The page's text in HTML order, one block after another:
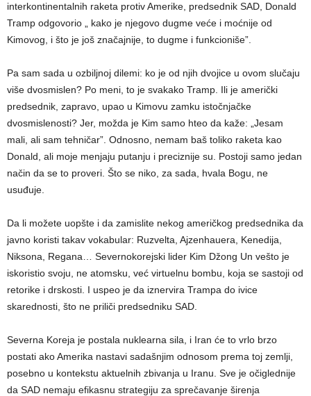
interkontinentalnih raketa protiv Amerike, predsednik SAD, Donald
Tramp odgovorio „ kako je njegovo dugme veće i moćnije od
Kimovog, i što je još značajnije, to dugme i funkcioniše”.
Pa sam sada u ozbiljnoj dilemi: ko je od njih dvojice u ovom slučaju
više dvosmislen? Po meni, to je svakako Tramp. Ili je američki
predsednik, zapravo, upao u Kimovu zamku istočnjačke
dvosmislenosti? Jer, možda je Kim samo hteo da kaže: „Jesam
mali, ali sam tehničar”. Odnosno, nemam baš toliko raketa kao
Donald, ali moje menjaju putanju i preciznije su. Postoji samo jedan
način da se to proveri. Što se niko, za sada, hvala Bogu, ne
usuđuje.
Da li možete uopšte i da zamislite nekog američkog predsednika da
javno koristi takav vokabular: Ruzvelta, Ajzenhauera, Kenedija,
Niksona, Regana… Severnokorejski lider Kim Džong Un vešto je
iskoristio svoju, ne atomsku, već virtuelnu bombu, koja se sastoji od
retorike i drskosti. I uspeo je da iznervira Trampa do ivice
skarednosti, što ne priliči predsedniku SAD.
Severna Koreja je postala nuklearna sila, i Iran će to vrlo brzo
postati ako Amerika nastavi sadašnjim odnosom prema toj zemlji,
posebno u kontekstu aktuelnih zbivanja u Iranu. Sve je očiglednije
da SAD nemaju efikasnu strategiju za sprečavanje širenja